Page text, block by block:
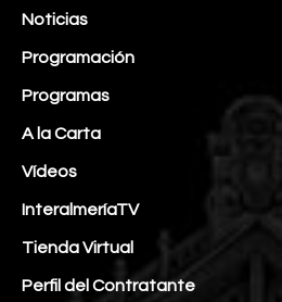
Noticias
Programación
Programas
A la Carta
Vídeos
InteralmeríaTV
Tienda Virtual
Perfil del Contratante